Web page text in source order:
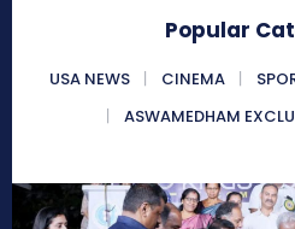
Popular
USA NEWS CINEMA
ASWAMEDHAM